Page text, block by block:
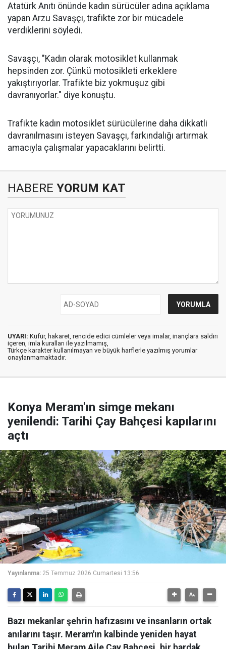
Atatürk Anıtı önünde kadın sürücüler adına açıklama
yapan Arzu Savaşçı, trafikte zor bir mücadele
verdiklerini söyledi.
Savaşçı, "Kadın olarak motosiklet kullanmak
hepsinden zor. Çünkü motosikleti erkeklere
yakıştırıyorlar. Trafikte biz yokmuşuz gibi
davranıyorlar." diye konuştu.
Trafikte kadın motosiklet sürücülerine daha dikkatli
davranılmasını isteyen Savaşçı, farkındalığı artırmak
amacıyla çalışmalar yapacaklarını belirtti.
HABERE YORUM KAT
UYARI: Küfür, hakaret, rencide edici cümleler veya imalar, inançlara saldırı
içeren, imla kuralları ile yazılmamış,
Türkçe karakter kullanılmayan ve büyük harflerle yazılmış yorumlar
onaylanmamaktadır.
Konya Meram'ın simge mekanı
yenilendi: Tarihi Çay Bahçesi kapılarını
açtı
Yayınlanma: 25 Temmuz 2026 Cumartesi 13:56
Bazı mekanlar şehrin hafızasını ve insanların ortak
anılarını taşır. Meram'ın kalbinde yeniden hayat